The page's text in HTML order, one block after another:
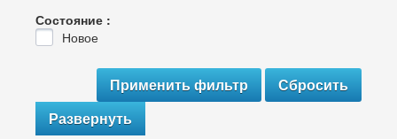
Состояние :
Новое
Развернуть